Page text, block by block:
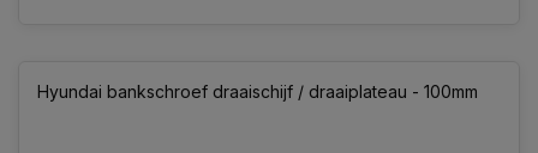
Hyundai bankschroef draaischijf / draaiplateau - 100mm